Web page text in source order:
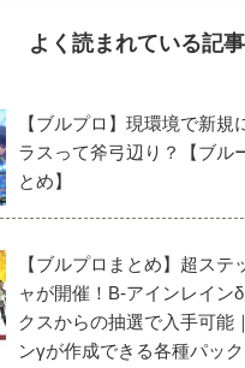
よく読まれている記事
【ブルプロ】現環境で新規
ラスって斧弓辺り？【ブル
とめ】
【ブルプロまとめ】超ステ
ャが開催！B-アインレイン
クスからの抽選で入手可能
ンγが作成できる各種パッ